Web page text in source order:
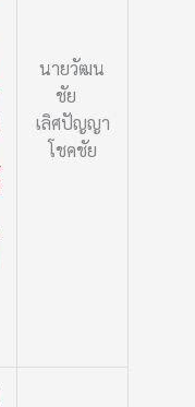
นายวัฒน
ชัย
เลิศปัญญา
โชคชัย